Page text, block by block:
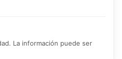
La información puede ser